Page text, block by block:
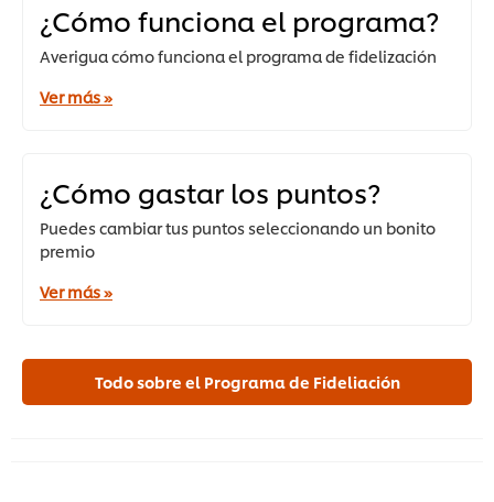
¿Cómo funciona el programa?
Averigua cómo funciona el programa de fidelización
Ver más »
¿Cómo gastar los puntos?
Puedes cambiar tus puntos seleccionando un bonito
premio
Ver más »
Todo sobre el Programa de Fideliación